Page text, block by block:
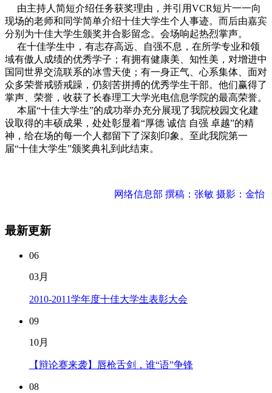
由主持人简短介绍任务获奖理由，并引用VCR短片一一向
现场的老师和同学简单介绍十佳大学生个人事迹。而后由嘉宾
分别为十佳大学生颁奖并合影留念。会场响起热烈掌声。
在十佳学生中，有志存高远、自强不息，在所学专业和领
域有傲人成绩的优秀学子；有拥有健康美、知性美，对增进中
国同世界交流联系的冰雪天使；有一身正气、心系集体、面对
众多荣誉戒骄戒躁，仍刻苦拼搏的优秀学生干部。他们赢得了
掌声、荣誉，收获了长春理工大学光电信息学院的最高荣誉。
本届“十佳大学生”的成功举办充分展现了我院校园文化建
设取得的丰硕成果，处处彰显着“厚德 诚信 自强 卓越”的精
神，给在场的每一个人都留下了深刻印象。至此我院第一
届“十佳大学生”颁奖典礼到此结束。
网络信息部 撰稿：张敏 摄影：金怡
最新更新
06
03月
2010-2011学年度十佳大学生表彰大会
09
10月
【辩论赛来袭】唇枪舌剑，谁“语”争锋
08